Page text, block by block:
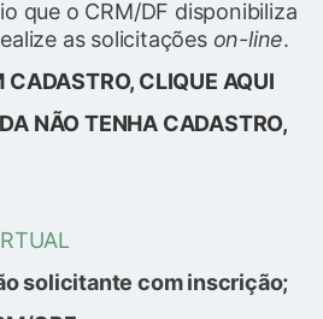
que o CRM/DF disponibiliza
as solicitações on-line.
CADASTRO, CLIQUE AQUI
NÃO TENHA CADASTRO,
solicitante com inscrição;